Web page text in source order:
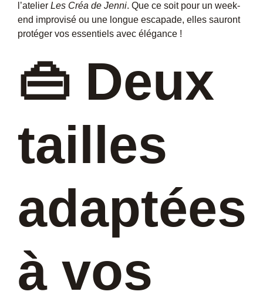
l’atelier Les Créa de Jenni. Que ce soit pour un week-
end improvisé ou une longue escapade, elles sauront
protéger vos essentiels avec élégance !
👜 Deux
tailles
adaptées
à vos